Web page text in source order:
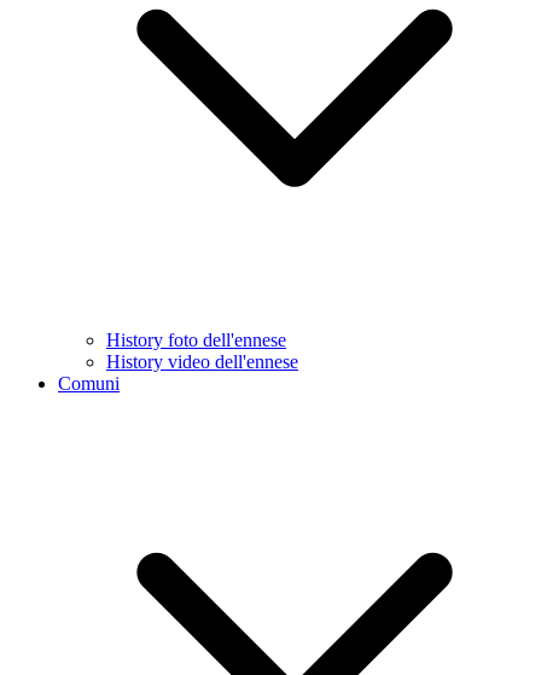
History foto dell'ennese
History video dell'ennese
Comuni